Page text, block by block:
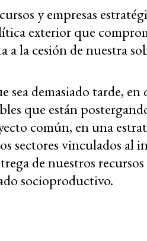
y empresas
exterior que
a la cesión de nuestra
sea demasiado tarde,
que están
común, en una
sectores vinculados al
de nuestros
socioproductivo.